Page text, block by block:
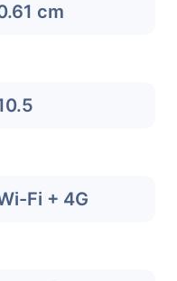
cm
Fi + 4G